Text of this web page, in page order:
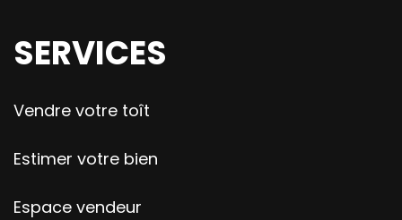
SERVICES
Vendre votre toît
Estimer votre bien
Espace vendeur